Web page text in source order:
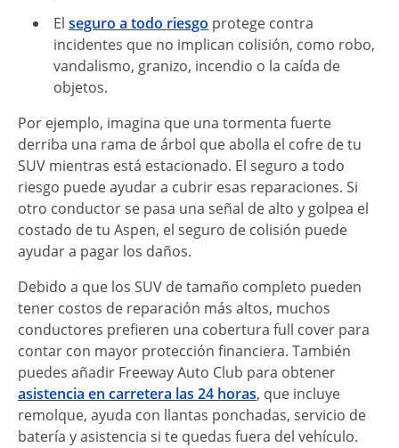
El seguro a todo riesgo protege contra
incidentes que no implican colisión, como robo,
vandalismo, granizo, incendio o la caída de
objetos.
Por ejemplo, imagina que una tormenta fuerte
derriba una rama de árbol que abolla el cofre de tu
SUV mientras está estacionado. El seguro a todo
riesgo puede ayudar a cubrir esas reparaciones. Si
otro conductor se pasa una señal de alto y golpea el
costado de tu Aspen, el seguro de colisión puede
ayudar a pagar los daños.
Debido a que los SUV de tamaño completo pueden
tener costos de reparación más altos, muchos
conductores prefieren una cobertura full cover para
contar con mayor protección financiera. También
puedes añadir Freeway Auto Club para obtener
asistencia en carretera las 24 horas, que incluye
remolque, ayuda con llantas ponchadas, servicio de
batería y asistencia si te quedas fuera del vehículo.